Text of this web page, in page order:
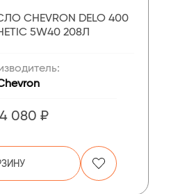
CHEVRON DELO 400
5W40 208Л
080 ₽